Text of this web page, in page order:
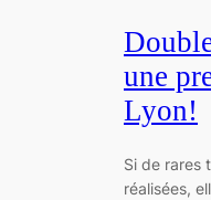
une
Lyon!
Si de rares
réalisées,